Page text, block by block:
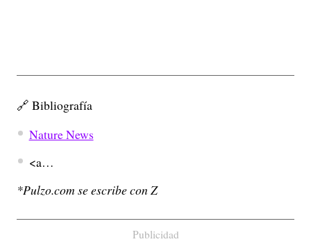
🔗 Bibliografía
Nature News
<a…
*Pulzo.com se escribe con Z
Publicidad